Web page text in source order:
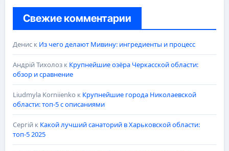
Свежие комментарии
Дениск Из чего делают Мивину: ингредиенты и процесс
Андрій Тихолозк Крупнейшие озёра Черкасской области:
обзор и сравнение
Liudmyla Korniienko к Крупнейшие города Николаевской
области: топ-5 с описаниями
Сергійк Какой лучший санаторий в Харьковской области:
топ-5 2025